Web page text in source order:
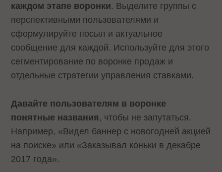
каждом этапе воронки. Выделите группы с
перспективными пользователями и
сформулируйте посыл и актуальное
сообщение для каждой. Используйте для этого
сегментирование по воронке продаж и
отдельные стратегии управления ставками.
Давайте пользователям в воронке
понятные названия , чтобы не запутаться.
Например, «Видел баннер с новогодней акцией
на поиске» или «Заказывал коньки в декабре
2017 года».